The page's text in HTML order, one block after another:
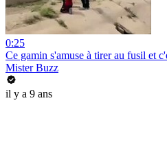
0:25
Ce gamin s'amuse à tirer au fusil et
Mister Buzz
il y a 9 ans